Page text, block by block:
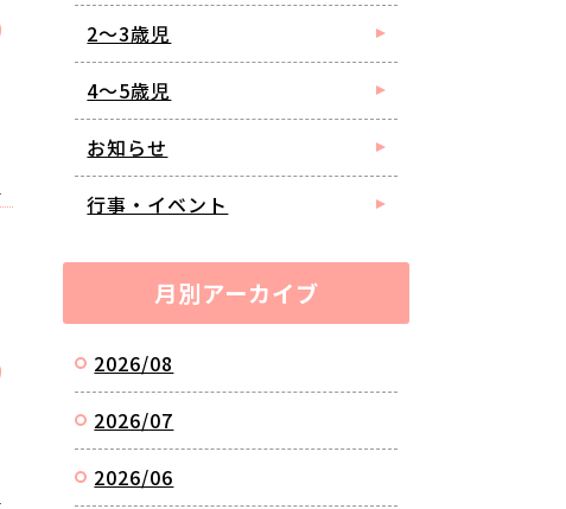
2～3歳児
4～5歳児
お知らせ
行事・イベント
月別アーカイブ
2026/08
2026/07
2026/06